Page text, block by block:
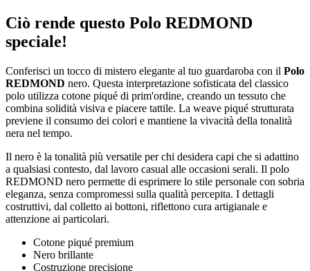
Ciò rende questo Polo REDMOND
speciale!
Conferisci un tocco di mistero elegante al tuo guardaroba con il Polo
REDMOND nero. Questa interpretazione sofisticata del classico
polo utilizza cotone piqué di prim'ordine, creando un tessuto che
combina solidità visiva e piacere tattile. La weave piqué strutturata
previene il consumo dei colori e mantiene la vivacità della tonalità
nera nel tempo.
Il nero è la tonalità più versatile per chi desidera capi che si adattino
a qualsiasi contesto, dal lavoro casual alle occasioni serali. Il polo
REDMOND nero permette di esprimere lo stile personale con sobria
eleganza, senza compromessi sulla qualità percepita. I dettagli
costruttivi, dal colletto ai bottoni, riflettono cura artigianale e
attenzione ai particolari.
Cotone piqué premium
Nero brillante
Costruzione precisione